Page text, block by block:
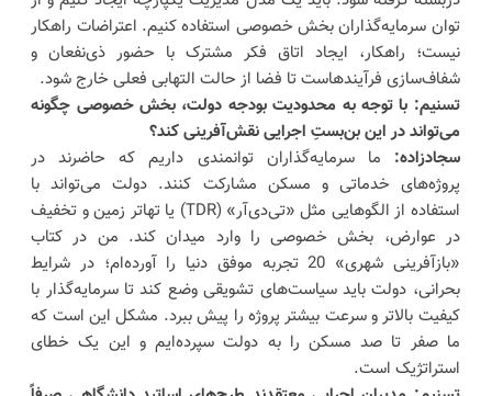
توان سرمایه‌گذاران بخش خصوصی استفاده کنیم. اعتراضات راهکار
نیست؛ راهکار، ایجاد اتاق فکر مشترک با حضور ذی‌نفعان و
شفاف‌سازی فرآیندهاست تا فضا از حالت التهابی فعلی خارج شود.
تسنیم: با توجه به محدودیت بودجه دولت، بخش خصوصی چگونه
می‌تواند در این بن‌بستِ اجرایی نقش‌آفرینی کند؟
سجادزاده: ما سرمایه‌گذاران توانمندی داریم که حاضرند در
پروژه‌های خدماتی و مسکن مشارکت کنند. دولت می‌تواند با
استفاده از الگوهایی مثل «تی‌دی‌آر» (TDR) یا تهاتر زمین و تخفیف
در عوارض، بخش خصوصی را وارد میدان کند. من در کتاب
«بازآفرینی شهری» 20 تجربه موفق دنیا را آورده‌ام؛ در شرایط
بحرانی، دولت باید سیاست‌های تشویقی وضع کند تا سرمایه‌گذار با
کیفیت بالاتر و سرعت بیشتر پروژه را پیش ببرد. مشکل این است که
ما صفر تا صد مسکن را به دولت سپرده‌ایم و این یک خطای
استراتژیک است.